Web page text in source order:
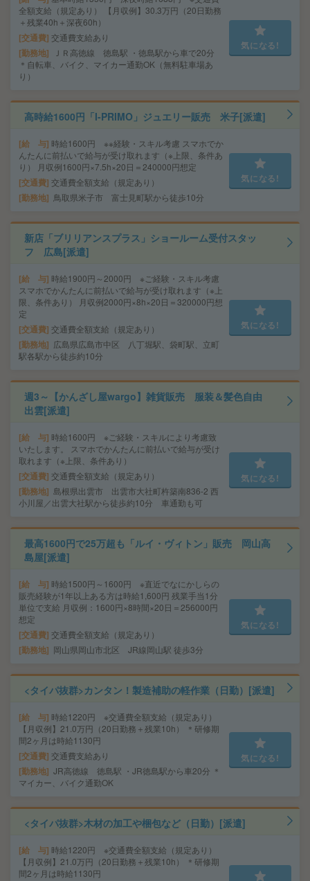
全額支給（規定あり） 【月収例】30.3万円（20日勤務
＋残業40h＋深夜60h）
交通費 交通費支給あり
勤務地
ＪＲ高徳線 徳島駅 ・徳島駅から車で20分
＊自転車、バイク、マイカー通勤OK（無料駐車場あ
り）
気になる!
高時給1600円「I-PRIMO」ジュエリー販売 米子[派遣]
給 与 時給1600円 ※※経験・スキル考慮 スマホでか
んたんに前払いで給与が受け取れます（※上限、条件あ
り） 月収例1600円×7.5h×20日＝240000円想定
交通費 交通費全額支給（規定あり）
勤務地 鳥取県米子市 富士見町駅から徒歩10分
気になる!
新店「ブリリアンスプラス」ショールーム受付スタッ
フ 広島[派遣]
給 与 時給1900円～2000円 ※ご経験・スキル考慮
スマホでかんたんに前払いで給与が受け取れます（※上
限、条件あり） 月収例2000円×8h×20日＝320000円想
定
交通費 交通費全額支給（規定あり）
勤務地
広島県広島市中区 八丁堀駅、袋町駅、立町
駅各駅から徒歩約10分
気になる!
週3～【かんざし屋wargo】雑貨販売 服装＆髪色自由
出雲[派遣]
給 与 時給1600円 ※ご経験・スキルにより考慮致
いたします。 スマホでかんたんに前払いで給与が受け
取れます（※上限、条件あり）
交通費 交通費全額支給（規定あり）
勤務地 島根県出雲市 出雲市大社町杵築南836-2 西
小川屋／出雲大社駅から徒歩約10分 車通勤も可
気になる!
最高1600円で25万超も「ルイ・ヴィトン」販売 岡山高
島屋[派遣]
給 与 時給1500円～1600円 ※直近でなにかしらの
販売経験が1年以上ある方は時給1,600円 残業手当1分
単位で支給 月収例：1600円×8時間×20日＝256000円
想定
交通費 交通費全額支給（規定あり）
勤務地 岡山県岡山市北区 JR線岡山駅 徒歩3分
気になる!
<タイパ抜群>カンタン！製造補助の軽作業（日勤）[派遣]
給 与 時給1220円 ※交通費全額支給（規定あり）
【月収例】21.0万円（20日勤務＋残業10h） ＊研修期
間2ヶ月は時給1130円
交通費 交通費支給あり
勤務地 JR高徳線 徳島駅 ・JR徳島駅から車20分 ＊
マイカー、バイク通勤OK
気になる!
<タイパ抜群>木材の加工や梱包など（日勤）[派遣]
給 与 時給1220円 ※交通費全額支給（規定あり）
【月収例】21.0万円（20日勤務＋残業10h） ＊研修期
間2ヶ月は時給1130円